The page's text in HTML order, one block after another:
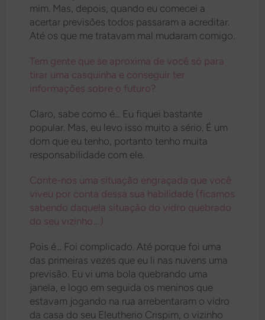
mim. Mas, depois, quando eu comecei a
acertar previsões todos passaram a acreditar.
Até os que me tratavam mal mudaram comigo.
Tem gente que se aproxima de você só para
tirar uma casquinha e conseguir ter
informações sobre o futuro?
Claro, sabe como é... Eu fiquei bastante
popular. Mas, eu levo isso muito a sério. É um
dom que eu tenho, portanto tenho muita
responsabilidade com ele.
Conte-nos uma situação engraçada que você
viveu por conta dessa sua habilidade (ficamos
sabendo daquela situação do vidro quebrado
do seu vizinho...)
Pois é... Foi complicado. Até porque foi uma
das primeiras vezes que eu li nas nuvens uma
previsão. Eu vi uma bola quebrando uma
janela, e logo em seguida os meninos que
estavam jogando na rua arrebentaram o vidro
da casa do seu Eleutherio Crispim, o vizinho